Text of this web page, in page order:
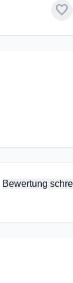
favorite
Bewertung